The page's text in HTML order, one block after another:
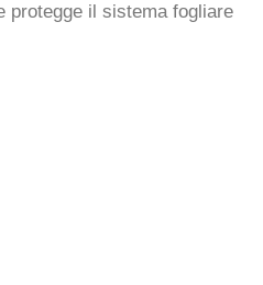
protegge il sistema fogliare